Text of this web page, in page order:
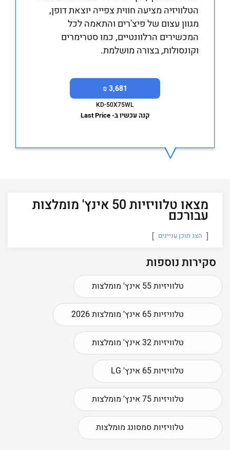
הטלוויזיה מציעה חווית צפייה יוצאת דופן,
מגוון עצום של פיצ'רים והתאמה לכל
המכשירים הרלוונטיים, כמו סטרימרים
וקונסולות, בצורה מושלמת.
3,681 ₪
KD-50X75WL
קנה עכשיו ב- Last Price
מצאו טלוויזיות 50 אינץ' מומלצות
עבורכם
הצג תוכן עניינים
סקירות נוספות
טלוויזיות 55 אינץ' מומלצות
טלוויזיות 65 אינץ' מומלצות 2026
טלוויזיות 32 אינץ' מומלצות
טלוויזיות 65 אינץ' LG
טלוויזיות 75 אינץ' מומלצות
טלוויזיות סמסונג מומלצות